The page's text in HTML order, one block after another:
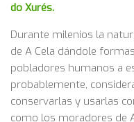
do Xurés.
Durante milenios la
de A Cela dándole
pobladores humanos a
probablemente,
conservarlas y usarlas
como los moradores de